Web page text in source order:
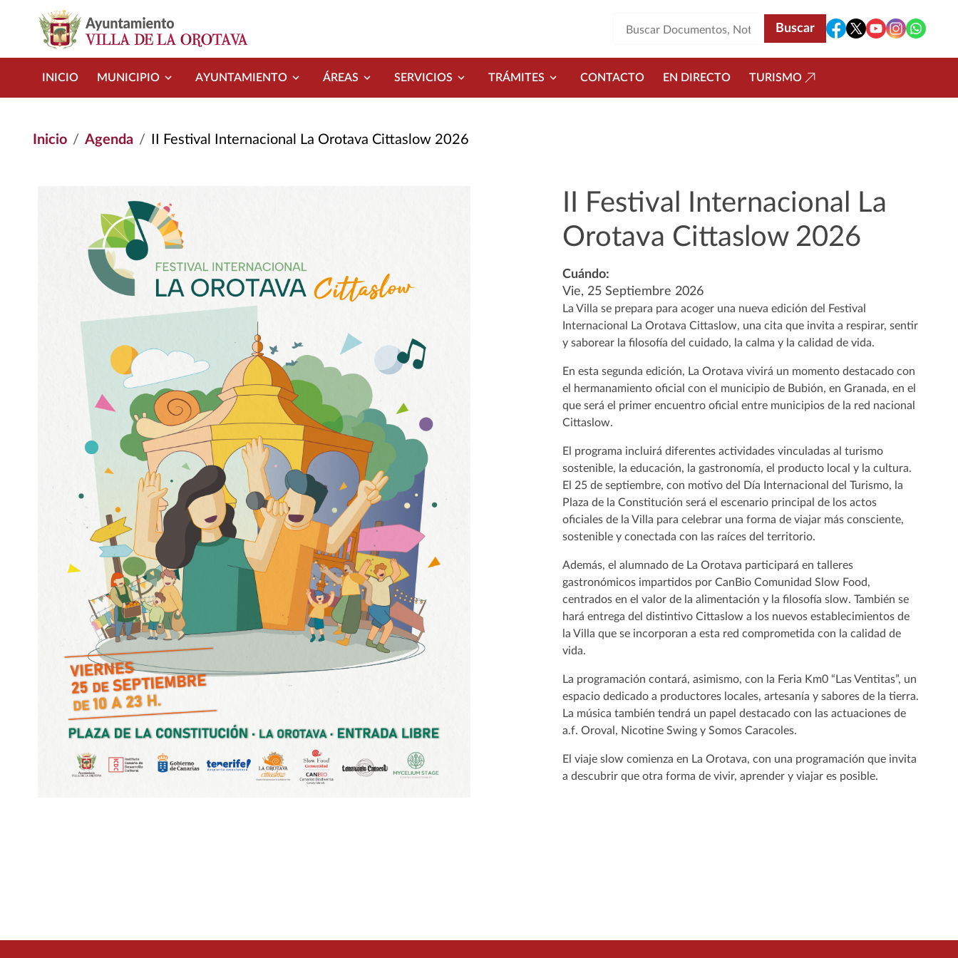
INICIO MUNICIPIO AYUNTAMIENTO ÁREAS SERVICIOS TRÁMITES CONTACTO EN DIRECTO TURISMO
Inicio Agenda II Festival Internacional La Orotava Cittaslow 2026
II Festival Internacional La
Orotava Cittaslow 2026
Cuándo:
Vie, 25 Septiembre 2026
La Villa se prepara para acoger una nueva edición del Festival
Internacional La Orotava Cittaslow, una cita que invita a respirar, sentir
y saborear la filosofía del cuidado, la calma y la calidad de vida.
En esta segunda edición, La Orotava vivirá un momento destacado con
el hermanamiento oficial con el municipio de Bubión, en Granada, en el
que será el primer encuentro oficial entre municipios de la red nacional
Cittaslow.
El programa incluirá diferentes actividades vinculadas al turismo
sostenible, la educación, la gastronomía, el producto local y la cultura.
El 25 de septiembre, con motivo del Día Internacional del Turismo, la
Plaza de la Constitución será el escenario principal de los actos
oficiales de la Villa para celebrar una forma de viajar más consciente,
sostenible y conectada con las raíces del territorio.
Además, el alumnado de La Orotava participará en talleres
gastronómicos impartidos por CanBio Comunidad Slow Food,
centrados en el valor de la alimentación y la filosofía slow. También se
hará entrega del distintivo Cittaslow a los nuevos establecimientos de
la Villa que se incorporan a esta red comprometida con la calidad de
vida.
La programación contará, asimismo, con la Feria Km0 “Las Ventitas”, un
espacio dedicado a productores locales, artesanía y sabores de la tierra.
La música también tendrá un papel destacado con las actuaciones de
a.f. Oroval, Nicotine Swing y Somos Caracoles.
El viaje slow comienza en La Orotava, con una programación que invita
a descubrir que otra forma de vivir, aprender y viajar es posible.